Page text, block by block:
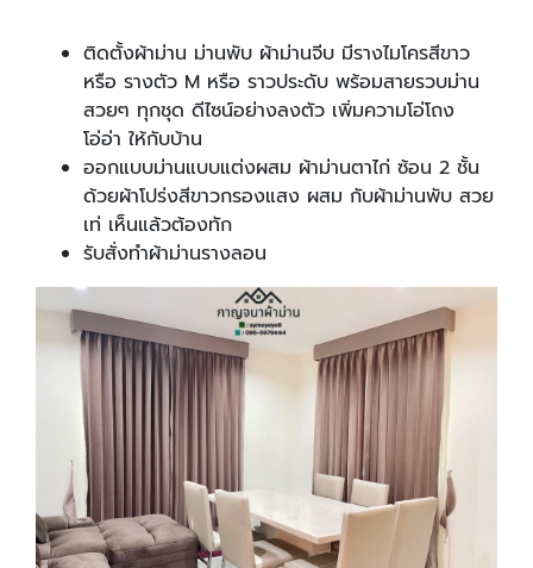
ติดตั้งผ้าม่าน ม่านพับ ผ้าม่านจีบ มีรางไมโครสีขาว
หรือ รางตัว M หรือ ราวประดับ พร้อมสายรวบม่าน
สวยๆ ทุกชุด ดีไซน์อย่างลงตัว เพิ่มความโอ่โถง
โอ่อ่า ให้กับบ้าน
ออกแบบม่านแบบแต่งผสม ผ้าม่านตาไก่ ซ้อน 2 ชั้น
ด้วยผ้าโปร่งสีขาวกรองแสง ผสม กับผ้าม่านพับ สวย
เท่ เห็นแล้วต้องทัก
รับสั่งทำผ้าม่านรางลอน